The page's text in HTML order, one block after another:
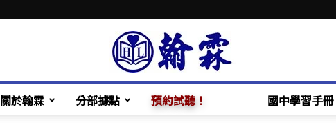
關於翰霖 分部據點 預約試聽！ 國中學習手冊